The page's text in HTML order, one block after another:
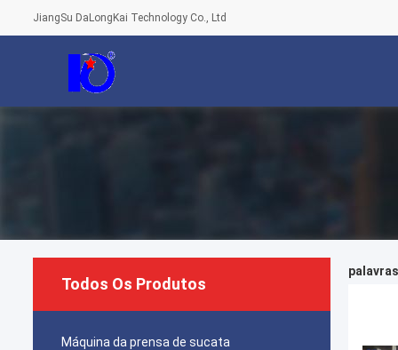
JiangSu DaLongKai Technology Co., Ltd
Todos Os Produtos
Máquina da prensa de sucata